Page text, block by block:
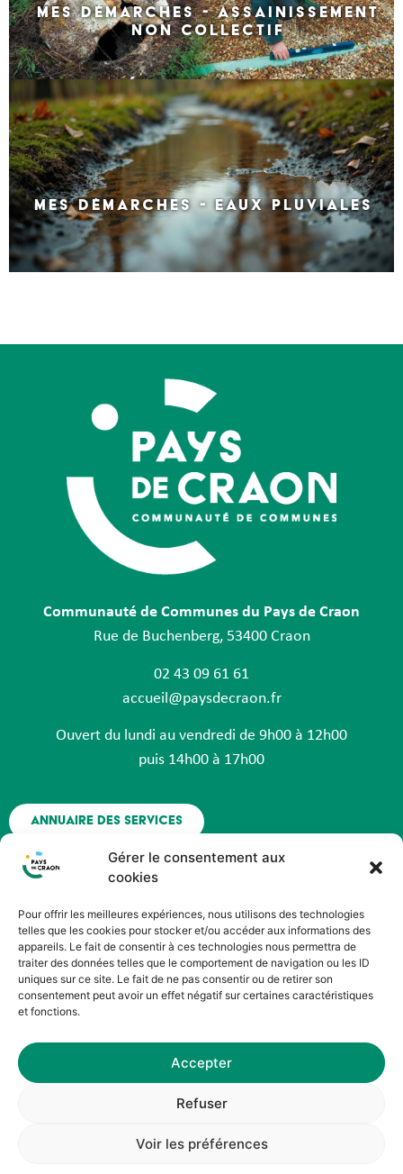
Gérer le consentement aux
cookies
Pour offrir les meilleures expériences, nous utilisons des technologies
telles que les cookies pour stocker et/ou accéder aux informations des
appareils. Le fait de consentir à ces technologies nous permettra de
traiter des données telles que le comportement de navigation ou les ID
uniques sur ce site. Le fait de ne pas consentir ou de retirer son
consentement peut avoir un effet négatif sur certaines caractéristiques
et fonctions.
Accepter
Refuser
Voir les préférences
MES DÉMARCHES - ASSAINISSEMENT
NON COLLECTIF
MES DÉMARCHES - EAUX PLUVIALES
Communauté de Communes du Pays de Craon
Rue de Buchenberg, 53400 Craon
02 43 09 61 61
accueil@paysdecraon.fr
Ouvert du lundi au vendredi de 9h00 à 12h00
puis 14h00 à 17h00
Annuaire des services
Nous contacter
Espace agent - Octime
Suivez nous !